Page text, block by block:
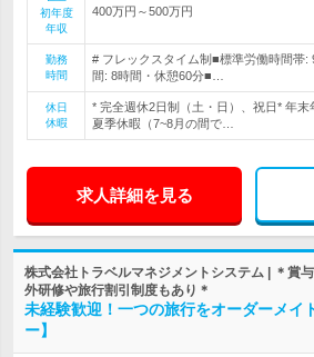
初年度
年収
400万円～500万円
勤務
時間
# フレックスタイム制■標準労働時間帯:
間: 8時間・休憩60分■…
休日
休暇
* 完全週休2日制（土・日）、祝日* 年末
夏季休暇（7~8月の間で…
求人詳細を見る
株式会社トラベルマネジメントシステム | ＊賞
外研修や旅行割引制度もあり＊
未経験歓迎！一つの旅行をオーダーメイ
ー】